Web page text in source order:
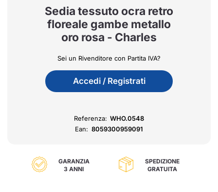
Sedia tessuto ocra retro
floreale gambe metallo
oro rosa - Charles
Sei un Rivenditore con Partita IVA?
Accedi / Registrati
Referenza: WHO.0548
Ean: 8059300959091
GARANZIA
3 ANNI
SPEDIZIONE
GRATUITA